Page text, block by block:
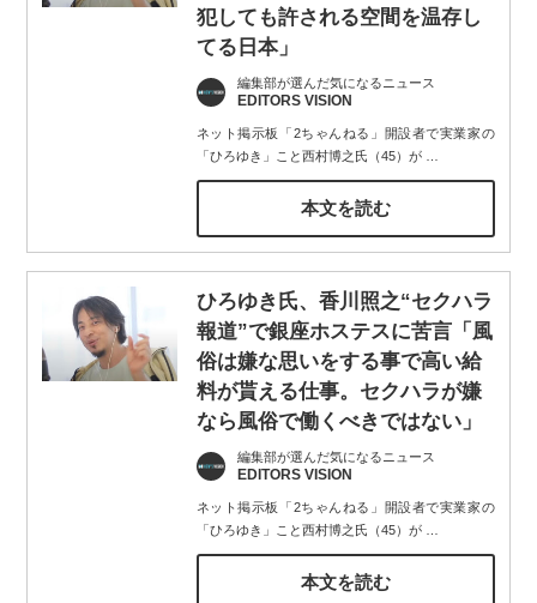
犯しても許される空間を温存し
てる日本」
編集部が選んだ気になるニュース
EDITORS VISION
ネット掲示板「2ちゃんねる」開設者で実業家の
「ひろゆき」こと西村博之氏（45）が…
本文を読む
ひろゆき氏、香川照之“セクハラ
報道”で銀座ホステスに苦言「風
俗は嫌な思いをする事で高い給
料が貰える仕事。セクハラが嫌
なら風俗で働くべきではない」
編集部が選んだ気になるニュース
EDITORS VISION
ネット掲示板「2ちゃんねる」開設者で実業家の
「ひろゆき」こと西村博之氏（45）が…
本文を読む